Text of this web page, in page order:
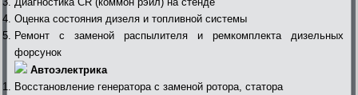
Оценка состояния дизеля и топливной системы
Ремонт с заменой распылителя и ремкомплекта дизельных
форсунок
Автоэлектрика
Восстановление генератора с заменой ротора, статора